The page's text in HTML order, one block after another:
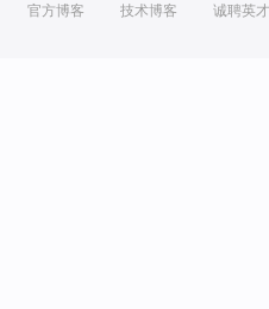
官方博客 技术博客 诚聘英才